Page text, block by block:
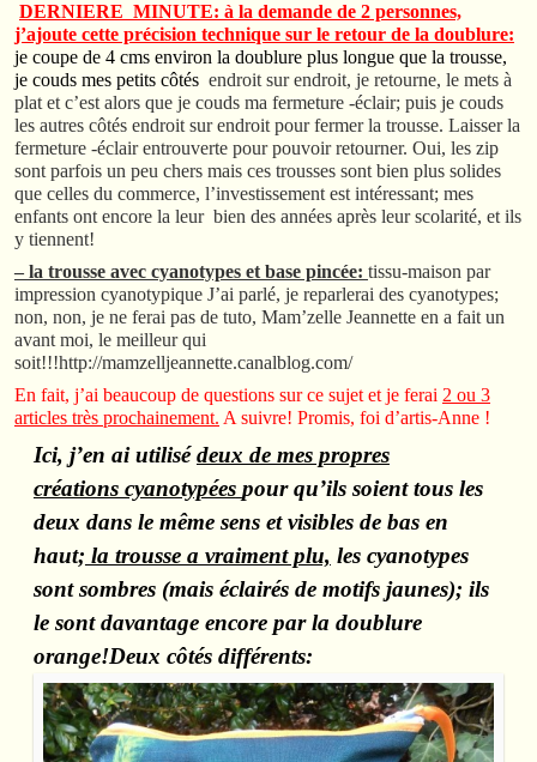
DERNIERE MINUTE: à la demande de 2 personnes,
j’ajoute cette précision technique sur le retour de la doublure:
je coupe de 4 cms environ la doublure plus longue que la trousse,
je couds mes petits côtés endroit sur endroit, je retourne, le mets à
plat et c’est alors que je couds ma fermeture -éclair; puis je couds
les autres côtés endroit sur endroit pour fermer la trousse. Laisser la
fermeture -éclair entrouverte pour pouvoir retourner. Oui, les zip
sont parfois un peu chers mais ces trousses sont bien plus solides
que celles du commerce, l’investissement est intéressant; mes
enfants ont encore la leur bien des années après leur scolarité, et ils
y tiennent!
– la trousse avec cyanotypes et base pincée: tissu-maison par
impression cyanotypique J’ai parlé, je reparlerai des cyanotypes;
non, non, je ne ferai pas de tuto, Mam’zelle Jeannette en a fait un
avant moi, le meilleur qui
soit!!!http://mamzelljeannette.canalblog.com/
En fait, j’ai beaucoup de questions sur ce sujet et je ferai 2 ou 3
articles très prochainement. A suivre! Promis, foi d’artis-Anne !
Ici, j’en ai utilisédeux de mes propres
créations cyanotypées pour qu’ils soient tous les
deux dans le même sens et visibles de bas en
haut; la trousse a vraiment plu, les cyanotypes
sont sombres (mais éclairés de motifs jaunes); ils
le sont davantage encore par la doublure
orange!Deux côtés différents: